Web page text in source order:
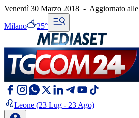
Venerdì 30 Marzo 2018 - Aggiornato alle
Milano 25°
Leone (23 Lug - 23 Ago)